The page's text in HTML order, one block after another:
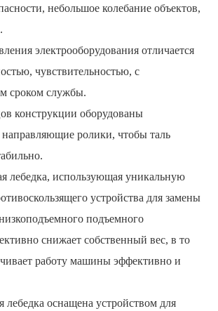
небольшое колебание объектов,
электрооборудования отличается
чувствительностью, с
сроком службы.
конструкции оборудованы
направляющие ролики, чтобы таль
лебедка, использующая уникальную
устройства для замены
подъемного
снижает собственный вес, в то
работу машины эффективно и
лебедка оснащена устройством для